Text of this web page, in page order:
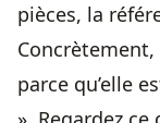
pièces, la
parce qu’elle